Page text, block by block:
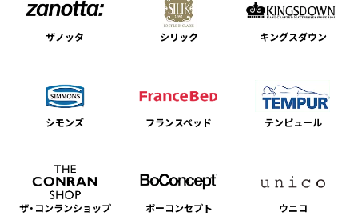
ザノッタ シリック キングスダウン
シモンズ フランスベッド テンピュール
ザ・コンランショップ ボーコンセプト ウニコ